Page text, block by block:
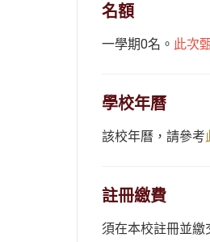
名額
一學期0名。 此次
學校年曆
該校年曆，請參考
註冊繳費
須在本校註冊並